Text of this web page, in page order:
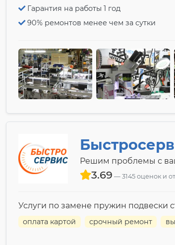
Гарантия на работы 1 год
90% ремонтов менее чем за сутки
Решим проблемы с
3.69 3145 оценок и
Услуги по замене пружин подвески
оплата картой срочный ремонт